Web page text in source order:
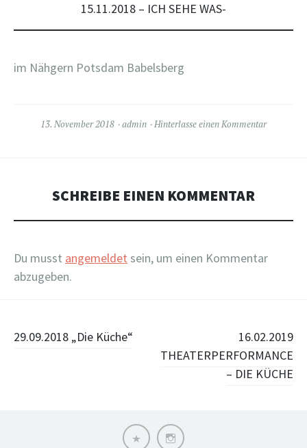
15.11.2018 – ICH SEHE WAS-
im Nähgern Potsdam Babelsberg
13. November 2018 admin Hinterlasse einen Kommentar
SCHREIBE EINEN KOMMENTAR
Du musst angemeldet sein, um einen Kommentar
abzugeben.
Beitragsnavigation
29.09.2018 „Die Küche“
16.02.2019
THEATERPERFORMANCE
– DIE KÜCHE
ImpressumInstagram